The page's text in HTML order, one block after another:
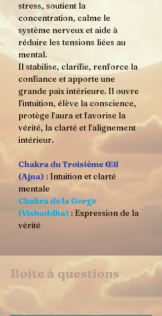
stress, soutient la
concentration, calme le
système nerveux et aide à
réduire les tensions liées au
mental.
Il stabilise, clarifie, renforce la
confiance et apporte une
grande paix intérieure. Il ouvre
l’intuition, élève la conscience,
protège l’aura et favorise la
vérité, la clarté et l’alignement
intérieur.
Chakra du Troisième Œil
(Ajna) : Intuition et clarté
mentale
Chakra de la Gorge
(Vishuddha) : Expression de la
vérité
Boite à questions